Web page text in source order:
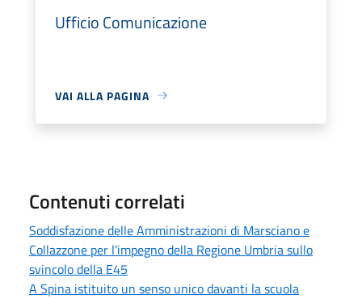
Ufficio Comunicazione
VAI ALLA PAGINA
Contenuti correlati
Soddisfazione delle Amministrazioni di Marsciano e
Collazzone per l’impegno della Regione Umbria sullo
svincolo della E45
A Spina istituito un senso unico davanti la scuola